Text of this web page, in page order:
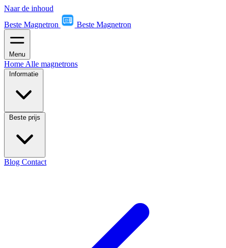
Naar de inhoud
Beste Magnetron
Beste Magnetron
Menu
Home Alle magnetrons
Informatie
Beste prijs
Blog Contact